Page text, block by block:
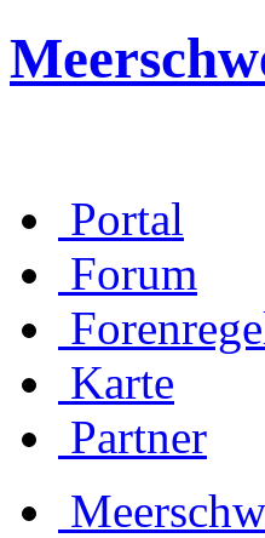
Portal
Forum
Karte
Partner